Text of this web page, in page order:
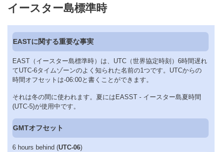
イースター島標準時
EASTに関する重要な事実
EAST（イースター島標準時）は、UTC（世界協定時刻）6時間遅れ
てUTC-6タイムゾーンのよく知られた名前の1つです。UTCからの
時間オフセットは-06:00と書くことができます。
それは冬の間に使われます。夏にはEASST - イースター島夏時間
(UTC-5)が使用中です。
GMTオフセット
6 hours behind (UTC-06)